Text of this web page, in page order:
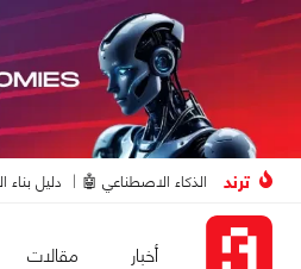
ترند الذكاء الاصطناعي 🤖 دليل بناء
أخبار مقالات